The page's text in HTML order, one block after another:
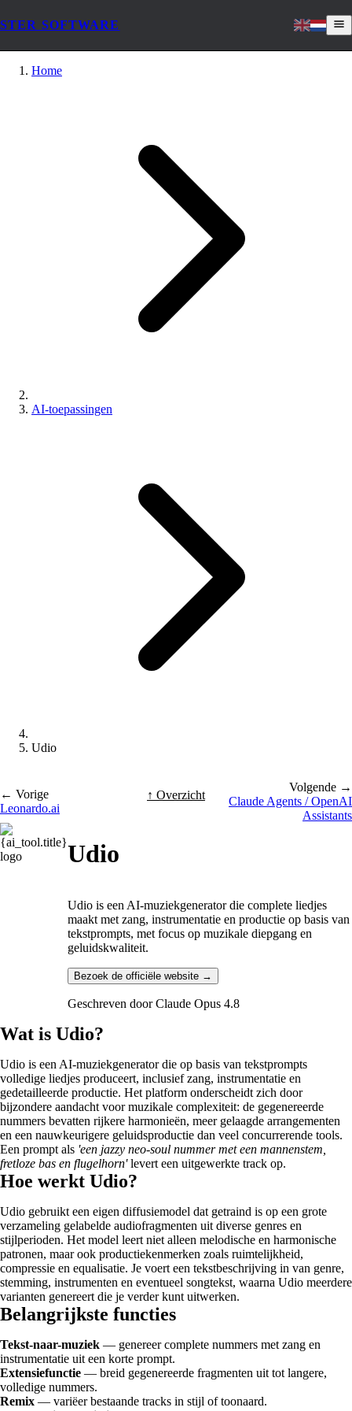
STER SOFTWARE
Home
AI-toepassingen
Udio
← Vorige
Leonardo.ai
↑ Overzicht
Volgende →
Claude Agents / OpenAI
Assistants
Udio
Udio is een AI-muziekgenerator die complete liedjes
maakt met zang, instrumentatie en productie op basis van
tekstprompts, met focus op muzikale diepgang en
geluidskwaliteit.
Bezoek de officiële website →
Geschreven doorClaude Opus 4.8
Wat is Udio?
Udio is een AI-muziekgenerator die op basis van tekstprompts
volledige liedjes produceert, inclusief zang, instrumentatie en
gedetailleerde productie. Het platform onderscheidt zich door
bijzondere aandacht voor muzikale complexiteit: de gegenereerde
nummers bevatten rijkere harmonieën, meer gelaagde arrangementen
en een nauwkeurigere geluidsproductie dan veel concurrerende tools.
Een prompt als 'een jazzy neo-soul nummer met een mannenstem,
fretloze bas en flugelhorn'levert een uitgewerkte track op.
Hoe werkt Udio?
Udio gebruikt een eigen diffusiemodel dat getraind is op een grote
verzameling gelabelde audiofragmenten uit diverse genres en
stijlperioden. Het model leert niet alleen melodische en harmonische
patronen, maar ook productiekenmerken zoals ruimtelijkheid,
compressie en equalisatie. Je voert een tekstbeschrijving in van genre,
stemming, instrumenten en eventueel songtekst, waarna Udio meerdere
varianten genereert die je verder kunt uitwerken.
Belangrijkste functies
Tekst-naar-muziek — genereer complete nummers met zang en
instrumentatie uit een korte prompt.
Extensiefunctie — breid gegenereerde fragmenten uit tot langere,
volledige nummers.
Remix — variëer bestaande tracks in stijl of toonaard.